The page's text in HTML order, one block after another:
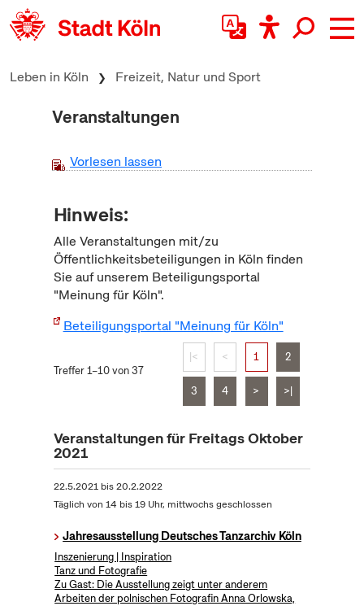
zum Inhalt springen
Leben in Köln Freizeit, Natur und Sport
Veranstaltungen
Vorlesen lassen
Hinweis:
Alle Veranstaltungen mit/zu
Öffentlichkeitsbeteiligungen in Köln finden
Sie auf unserem Beteiligungsportal
"Meinung für Köln".
Beteiligungsportal "Meinung für Köln"
Treffer 1–10 von 37
|< < 1 2
3 4 > >|
Veranstaltungen für Freitags Oktober
2021
22.5.2021bis20.2.2022
Täglich von 14 bis 19 Uhr, mittwochs geschlossen
Jahresausstellung Deutsches Tanzarchiv Köln
Inszenierung | Inspiration
Tanz und Fotografie
Zu Gast: Die Ausstellung zeigt unter anderem
Arbeiten der polnischen Fotografin Anna Orlowska,